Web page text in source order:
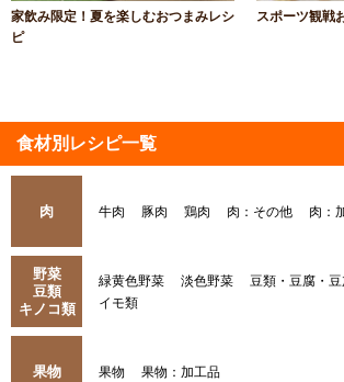
家飲み限定！夏を楽しむおつまみレシ
ピ
スポーツ観戦
食材別レシピ一覧
肉 牛肉 豚肉 鶏肉 肉：その他 肉：
野菜
豆類
キノコ類
緑黄色野菜 淡色野菜 豆類・豆腐・
イモ類
果物 果物 果物：加工品